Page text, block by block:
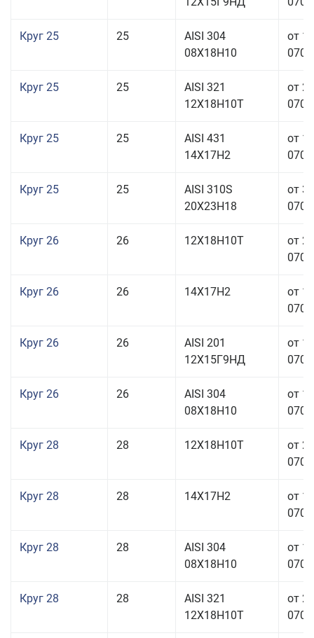
Круг 25 25
AISI 304
08Х18Н10
от
Круг 25 25
AISI 321
12Х18Н10Т
от
Круг 25 25
AISI 431
14Х17Н2
от
Круг 25 25
AISI 310S
20Х23Н18
от
Круг 26 26 12Х18Н10Т
от
Круг 26 26 14Х17Н2
от
Круг 26 26
AISI 201
12Х15Г9НД
от
Круг 26 26
AISI 304
08Х18Н10
от
Круг 28 28 12Х18Н10Т
от
Круг 28 28 14Х17Н2
от
Круг 28 28
AISI 304
08Х18Н10
от
Круг 28 28
AISI 321
12Х18Н10Т
от